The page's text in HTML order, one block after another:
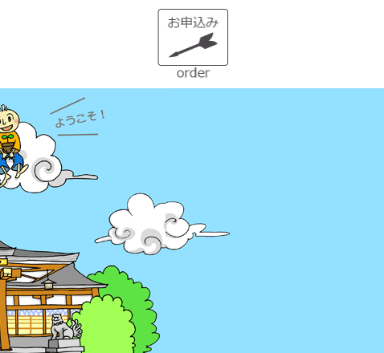
１）誰でも生まれ変われる・年に
２度の「大祓（おおはらえ）」と
状況を好転させたい時の「産土神
社・21日連続参拝」とは